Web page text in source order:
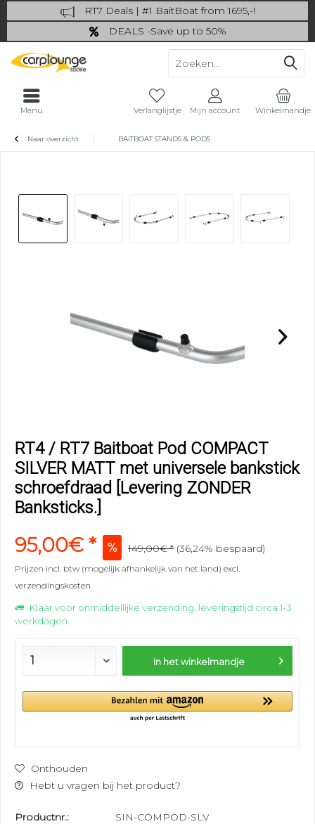
RT7 Deals | #1 BaitBoat from 1695,-!
Catch more: upgrade your fishing now!
DEALS -Save up to 50%
last Chance: ... if gone then gone
Winkelmandje
Verlanglijstje Mijn account
Menu
Naar overzicht BAITBOAT STANDS & PODS
RT4 / RT7 Baitboat Pod COMPACT
SILVER MATT met universele bankstick
schroefdraad [Levering ZONDER
Banksticks.]
95,00€ * 149,00€ * (36,24% bespaard)
Prijzen incl. btw (mogelijk afhankelijk van het land) excl.
verzendingskosten
Klaar voor onmiddellijke verzending, leveringstijd circa 1-3
werkdagen
In het winkelmandje
Onthouden
Hebt u vragen bij het product?
Productnr.: SIN-COMPOD-SLV